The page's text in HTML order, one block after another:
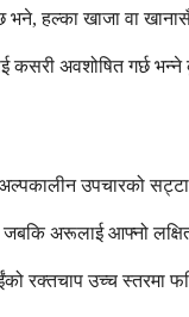
भने, हल्का खाजा वा
कसरी अवशोषित गर्छ
उपचारको
अरूलाई आफ्नो
रक्तचाप उच्च स्तरमा